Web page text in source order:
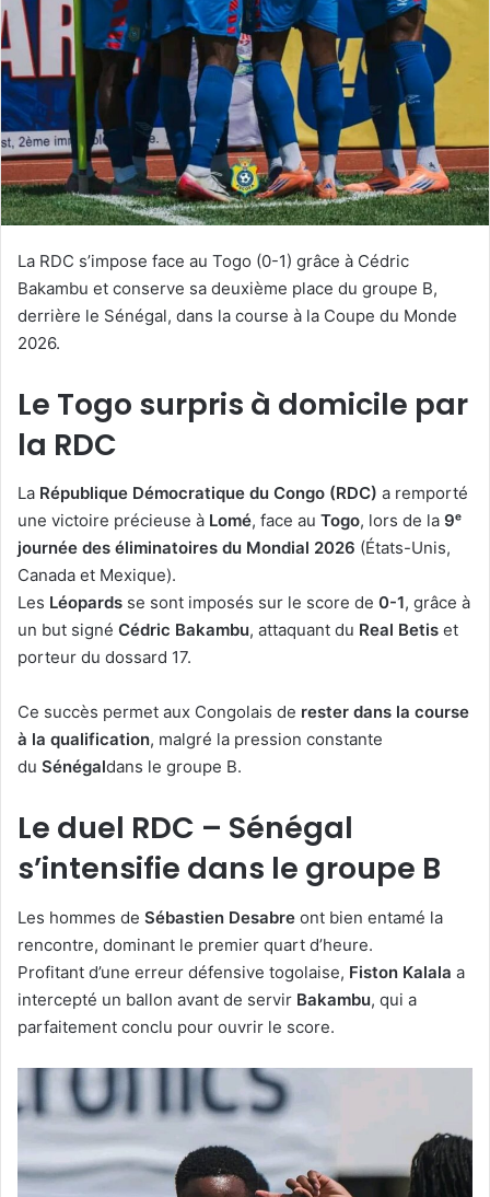
La RDC s’impose face au Togo (0-1) grâce à Cédric
Bakambu et conserve sa deuxième place du groupe B,
derrière le Sénégal, dans la course à la Coupe du Monde
2026.
Le Togo surpris à domicile par
la RDC
La République Démocratique du Congo (RDC) a remporté
une victoire précieuse à Lomé, face au Togo, lors de la 9ᵉ
journée des éliminatoires du Mondial 2026 (États-Unis,
Canada et Mexique).
Les Léopards se sont imposés sur le score de 0-1, grâce à
un but signé Cédric Bakambu, attaquant du Real Betis et
porteur du dossard 17.
Ce succès permet aux Congolais de rester dans la course
à la qualification, malgré la pression constante
du Sénégaldans le groupe B.
Le duel RDC – Sénégal
s’intensifie dans le groupe B
Les hommes de Sébastien Desabre ont bien entamé la
rencontre, dominant le premier quart d’heure.
Profitant d’une erreur défensive togolaise, Fiston Kalala a
intercepté un ballon avant de servir Bakambu, qui a
parfaitement conclu pour ouvrir le score.